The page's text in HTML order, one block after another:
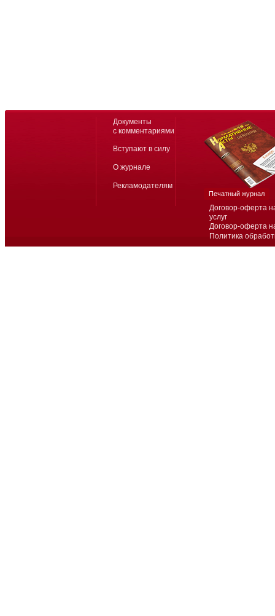
Договор-оферта
услуг
Договор-оферта
Политика
Документы
с комментариями
Вступают в силу
О журнале
Рекламодателям
Печатный журнал